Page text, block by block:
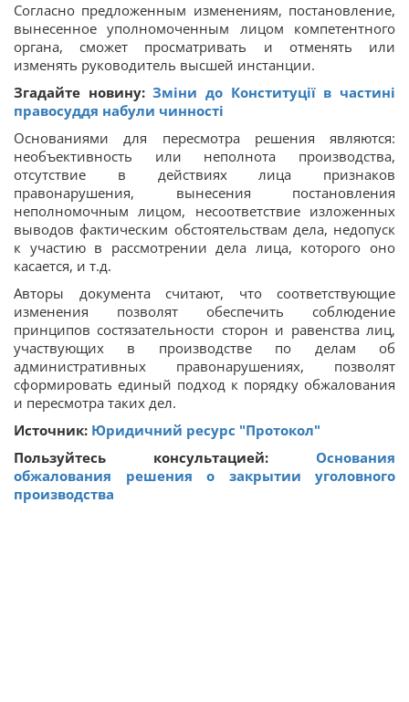
Согласно предложенным изменениям, постановление,
вынесенное уполномоченным лицом компетентного
органа, сможет просматривать и отменять или
изменять руководитель высшей инстанции.
Згадайте новину:Зміни до Конституції в частині
правосуддя набули чинності
Основаниями для пересмотра решения являются:
необъективность или неполнота производства,
отсутствие в действиях лица признаков
правонарушения, вынесения постановления
неполномочным лицом, несоответствие изложенных
выводов фактическим обстоятельствам дела, недопуск
к участию в рассмотрении дела лица, которого оно
касается, и т.д.
Авторы документа считают, что соответствующие
изменения позволят обеспечить соблюдение
принципов состязательности сторон и равенства лиц,
участвующих в производстве по делам об
административных правонарушениях, позволят
сформировать единый подход к порядку обжалования
и пересмотра таких дел.
Источник: Юридичний ресурс "Протокол"
Пользуйтесь консультацией: Основания
обжалования решения о закрытии уголовного
производства